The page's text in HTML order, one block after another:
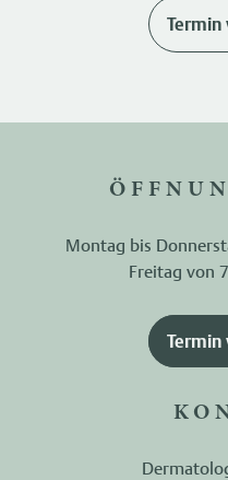
Termin
Montag bis
Freitag von
Termin